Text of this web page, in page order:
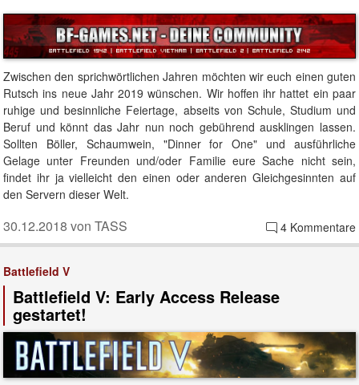
Zwischen den sprichwörtlichen Jahren möchten wir euch einen guten
Rutsch ins neue Jahr 2019 wünschen. Wir hoffen ihr hattet ein paar
ruhige und besinnliche Feiertage, abseits von Schule, Studium und
Beruf und könnt das Jahr nun noch gebührend ausklingen lassen.
Sollten Böller, Schaumwein, "Dinner for One" und ausführliche
Gelage unter Freunden und/oder Familie eure Sache nicht sein,
findet ihr ja vielleicht den einen oder anderen Gleichgesinnten auf
den Servern dieser Welt.
4 Kommentare
30.12.2018 von TASS
Battlefield V
Battlefield V: Early Access Release
gestartet!